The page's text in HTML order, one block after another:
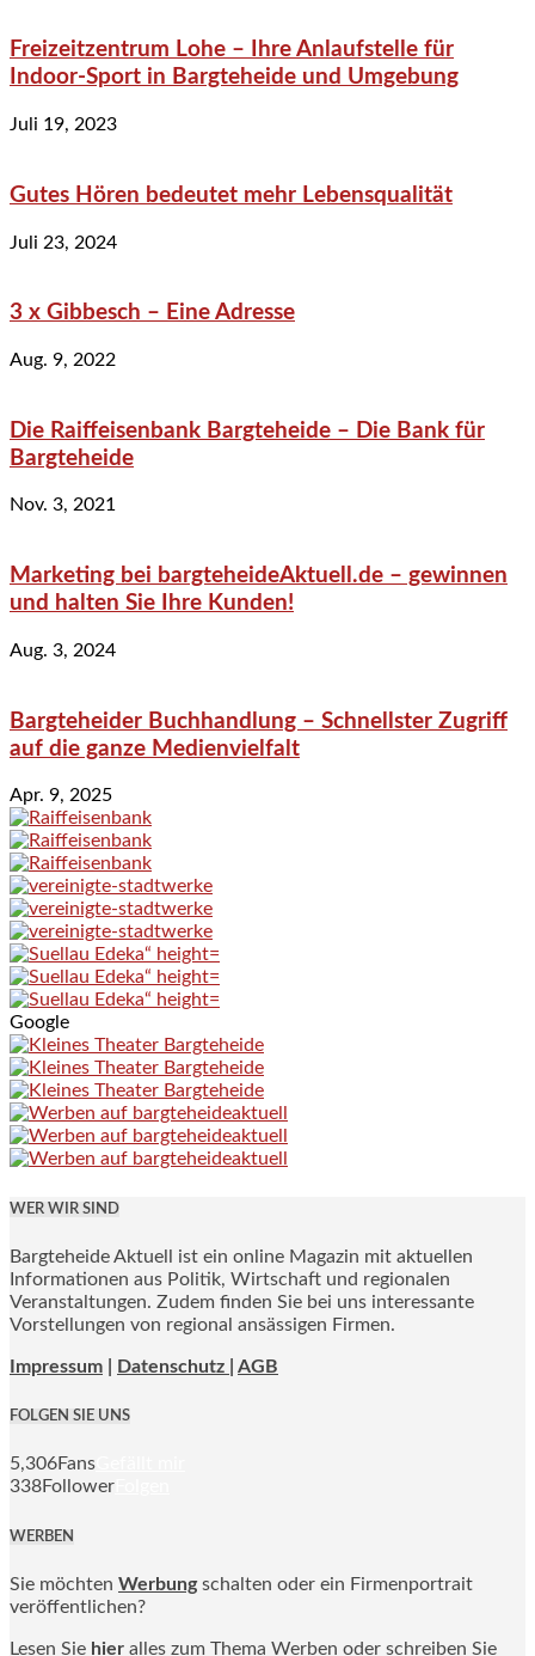
Freizeitzentrum Lohe – Ihre Anlaufstelle für
Indoor-Sport in Bargteheide und Umgebung
Juli 19, 2023
Gutes Hören bedeutet mehr Lebensqualität
Juli 23, 2024
3 x Gibbesch – Eine Adresse
Aug. 9, 2022
Die Raiffeisenbank Bargteheide – Die Bank für
Bargteheide
Nov. 3, 2021
Marketing bei bargteheideAktuell.de – gewinnen
und halten Sie Ihre Kunden!
Aug. 3, 2024
Bargteheider Buchhandlung – Schnellster Zugriff
auf die ganze Medienvielfalt
Apr. 9, 2025
Google
WER WIR SIND
Bargteheide Aktuell ist ein online Magazin mit aktuellen
Informationen aus Politik, Wirtschaft und regionalen
Veranstaltungen. Zudem finden Sie bei uns interessante
Vorstellungen von regional ansässigen Firmen.
Impressum Datenschutz | AGB
FOLGEN SIE UNS
5,306Fans
338Follower
WERBEN
Sie möchten Werbung schalten oder ein Firmenportrait
veröffentlichen?
Lesen Sie hier alles zum Thema Werben oder schreiben Sie